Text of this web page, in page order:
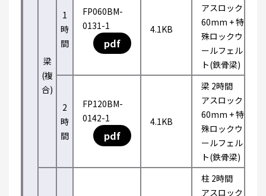
梁
(複
合)
1
時
間
FP060BM-
0131-1
pdf
4.1KB
アスロック
60mm + 特
殊ロックウ
ールフェル
ト(鉄骨梁)
2
時
間
FP120BM-
0142-1
pdf
4.1KB
梁 2時間
アスロック
60mm + 特
殊ロックウ
ールフェル
ト(鉄骨梁)
柱 2時間
アスロック